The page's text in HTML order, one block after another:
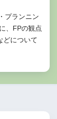
プランニン
、FPの観点
どについて